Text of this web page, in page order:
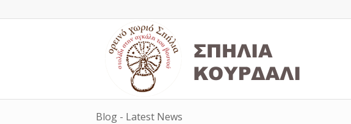
Blog - Latest News